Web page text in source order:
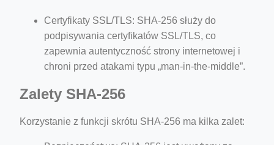
Certyfikaty SSL/TLS: SHA-256 służy do
podpisywania certyfikatów SSL/TLS, co
zapewnia autentyczność strony internetowej i
chroni przed atakami typu „man-in-the-middle”.
Zalety SHA-256
Korzystanie z funkcji skrótu SHA-256 ma kilka zalet: